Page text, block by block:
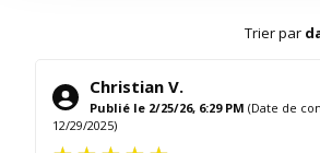
Trier par
Christian V.
Publié le 2/25/26, 6:29 PM (Date de
12/29/2025)